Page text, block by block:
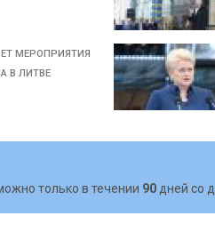
МЕРОПРИЯТИЯ
В ЛИТВЕ
только в течении 90 дней со